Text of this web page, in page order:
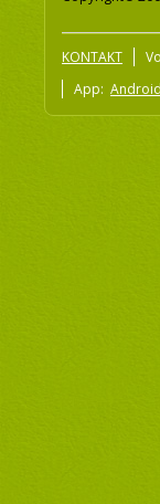
KONTAKT
App: Android